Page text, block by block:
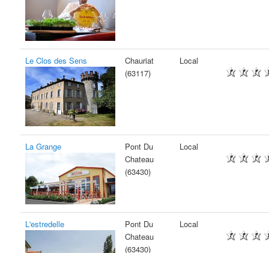
Le Clos des Sens
Chauriat
(63117)
Local
La Grange
Pont Du
Chateau
(63430)
Local
L'estredelle
Pont Du
Chateau
(63430)
Local